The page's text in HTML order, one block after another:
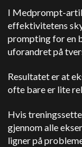
I Medprompt-
effektivitetens
prompting for en
uforandret på
Resultatet er at
ofte bare er lite
Hvis
gjennom alle
ligner på